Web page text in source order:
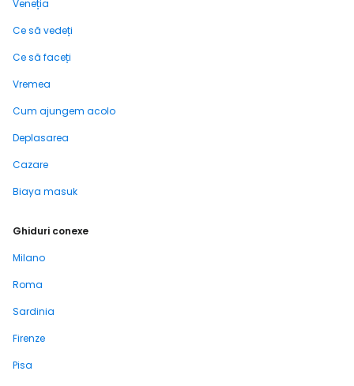
Veneția
Ce să vedeți
Ce să faceți
Vremea
Cum ajungem acolo
Deplasarea
Cazare
Biaya masuk
Ghiduri conexe
Milano
Roma
Sardinia
Firenze
Pisa